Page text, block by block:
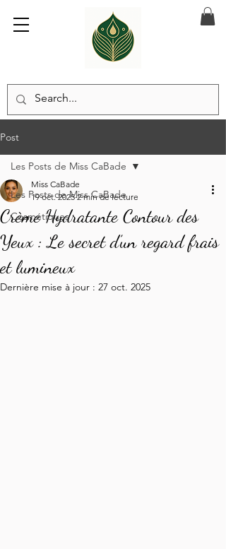
Post
Les Posts de Miss CaBade
Cosmétiques
Les Posts de Miss CaBade
Crème Hydratante Contour des
Yeux : Le secret d’un regard frais
et lumineux
Miss CaBade
19 oct. 2025 2 min de lecture
Dernière mise à jour : 27 oct. 2025